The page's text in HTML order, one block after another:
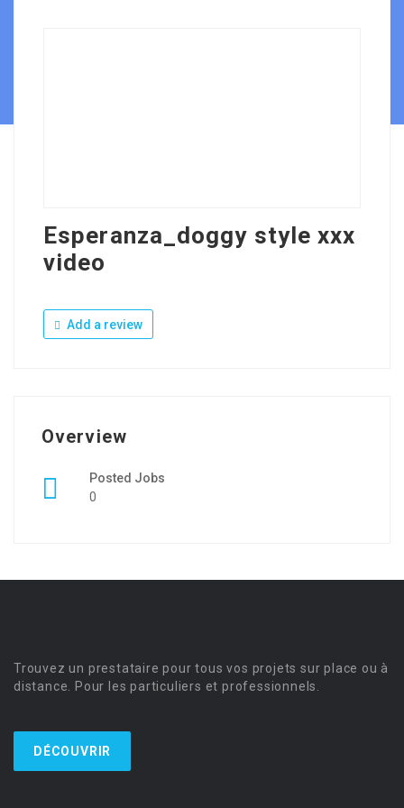
Esperanza_doggy style xxx
video
Add a review
Overview
Posted Jobs
0
Trouvez un prestataire pour tous vos projets sur place ou à
distance. Pour les particuliers et professionnels.
DÉCOUVRIR